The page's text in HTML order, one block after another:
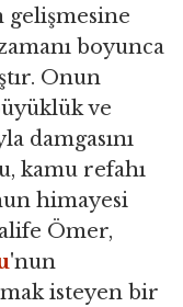
boyunca
Onun
ve
damgasını
kamu refahı
himayesi
Ömer,
'nun
isteyen bir